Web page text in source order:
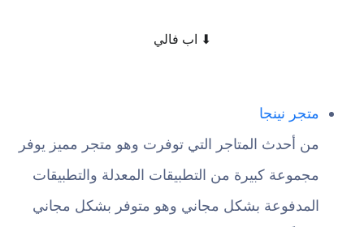
⬇ اب فالي
متجر نينجا
من أحدث المتاجر التي توفرت وهو متجر مميز يوفر
مجموعة كبيرة من التطبيقات المعدلة والتطبيقات
المدفوعة بشكل مجاني وهو متوفر بشكل مجاني